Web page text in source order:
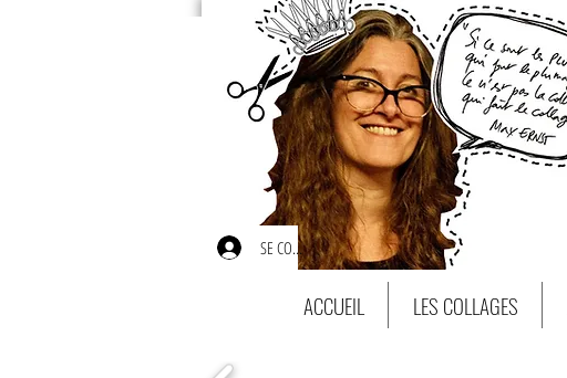
SE CONNECTER
ACCUEIL LES COLLAGES